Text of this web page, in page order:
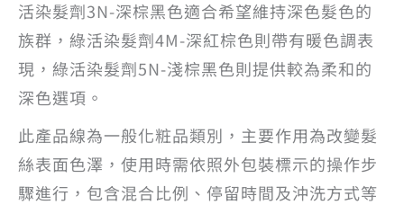
活染髮劑3N-深棕黑色適合希望維持深色髮色的
族群，綠活染髮劑4M-深紅棕色則帶有暖色調表
現，綠活染髮劑5N-淺棕黑色則提供較為柔和的
深色選項。
此產品線為一般化粧品類別，主要作用為改變髮
絲表面色澤，使用時需依照外包裝標示的操作步
驟進行，包含混合比例、停留時間及沖洗方式等